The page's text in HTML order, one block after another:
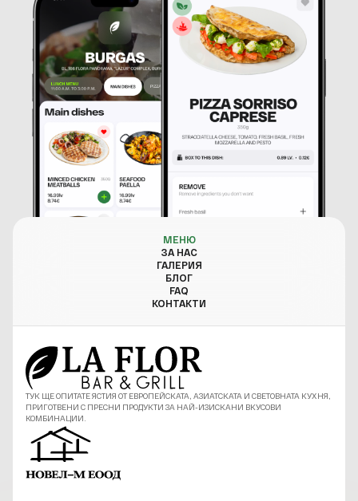
МЕНЮ
ЗА НАС
ГАЛЕРИЯ
БЛОГ
FAQ
КОНТАКТИ
ТУК ЩЕ ОПИТАТЕ ЯСТИЯ ОТ ЕВРОПЕЙСКАТА, АЗИАТСКАТА И СВЕТОВНАТА КУХНЯ,
ПРИГОТВЕНИ С ПРЕСНИ ПРОДУКТИ ЗА НАЙ-ИЗИСКАНИ ВКУСОВИ
КОМБИНАЦИИ.